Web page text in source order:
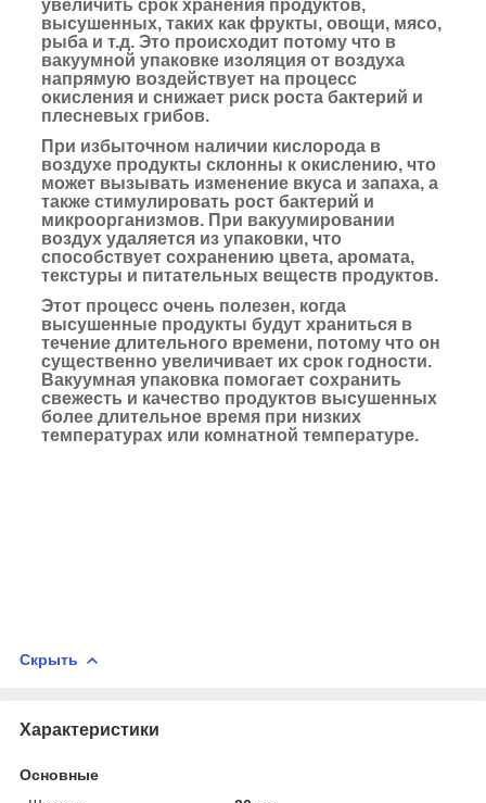
увеличить срок хранения продуктов,
высушенных, таких как фрукты, овощи, мясо,
рыба и т.д. Это происходит потому что в
вакуумной упаковке изоляция от воздуха
напрямую воздействует на процесс
окисления и снижает риск роста бактерий и
плесневых грибов.
При избыточном наличии кислорода в
воздухе продукты склонны к окислению, что
может вызывать изменение вкуса и запаха, а
также стимулировать рост бактерий и
микроорганизмов. При вакуумировании
воздух удаляется из упаковки, что
способствует сохранению цвета, аромата,
текстуры и питательных веществ продуктов.
Этот процесс очень полезен, когда
высушенные продукты будут храниться в
течение длительного времени, потому что он
существенно увеличивает их срок годности.
Вакуумная упаковка помогает сохранить
свежесть и качество продуктов высушенных
более длительное время при низких
температурах или комнатной температуре.
Скрыть
Характеристики
Основные